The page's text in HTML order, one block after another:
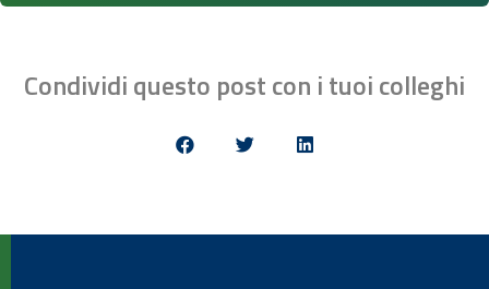
Condividi questo post con i tuoi colleghi